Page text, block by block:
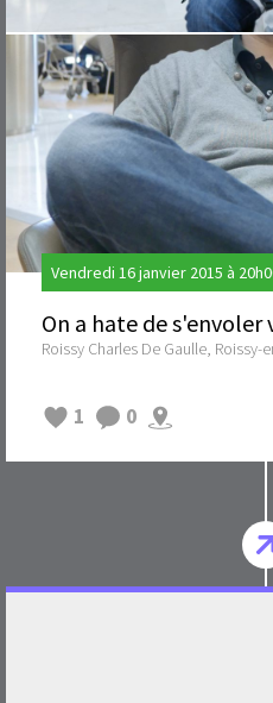
Vendredi 16 janvier 2015 à
On a hate de s'envoler
Roissy Charles De Gaulle, Roissy-
1 0